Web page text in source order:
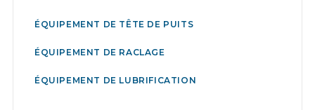
ÉQUIPEMENT DE TÊTE DE PUITS
ÉQUIPEMENT DE RACLAGE
ÉQUIPEMENT DE LUBRIFICATION